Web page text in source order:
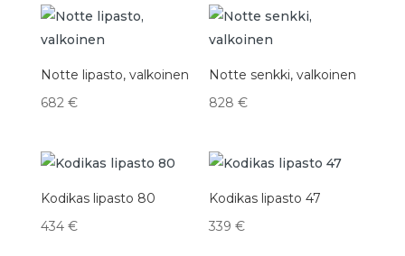
Notte lipasto, valkoinen
682 €
Notte senkki, valkoinen
828€
Kodikas lipasto 80
434 €
Kodikas lipasto 47
339€